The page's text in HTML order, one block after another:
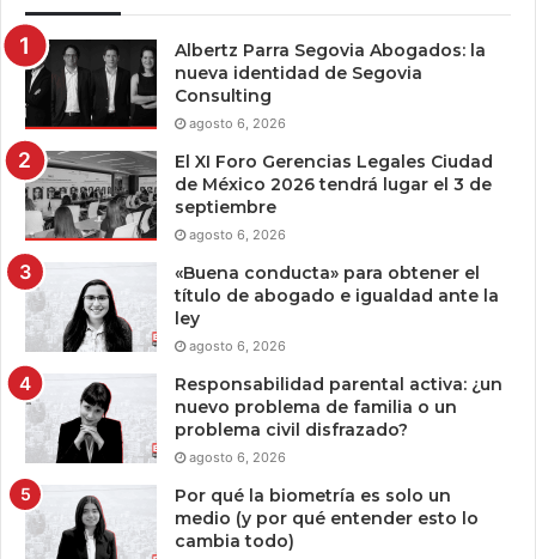
Albertz Parra Segovia Abogados: la
nueva identidad de Segovia
Consulting
agosto 6, 2026
El XI Foro Gerencias Legales Ciudad
de México 2026 tendrá lugar el 3 de
septiembre
agosto 6, 2026
«Buena conducta» para obtener el
título de abogado e igualdad ante la
ley
agosto 6, 2026
Responsabilidad parental activa: ¿un
nuevo problema de familia o un
problema civil disfrazado?
agosto 6, 2026
Por qué la biometría es solo un
medio (y por qué entender esto lo
cambia todo)